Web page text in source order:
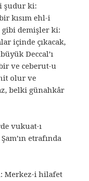
kısım ehl-i
gibi demişler ki:
içinde çıkacak,
Deccal’ı
ve ceberut-u
olur ve
belki günahkâr
vukuat-ı
etrafında